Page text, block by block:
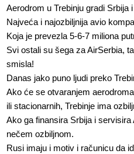
Aerodrom u Trebinju gradi Srbija
Najveća i najozbiljnija avio
Koja je prevezla 5-6-7 miliona
Svi ostali su šega za AirSerbia,
smisla!
Danas jako puno ljudi preko
Ako će se otvaranjem
ili stacionarnih, Trebinje ima
Ako ga finansira Srbija i
nečem ozbiljnom.
Rusi imaju i motiv i računicu da